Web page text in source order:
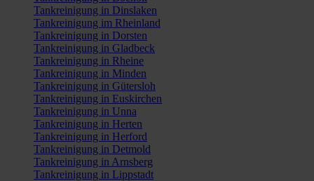
Tankreinigung in Dinslaken
Tankreinigung im Rheinland
Tankreinigung in Dorsten
Tankreinigung in Gladbeck
Tankreinigung in Rheine
Tankreinigung in Minden
Tankreinigung in Gütersloh
Tankreinigung in Euskirchen
Tankreinigung in Unna
Tankreinigung in Herten
Tankreinigung in Herford
Tankreinigung in Detmold
Tankreinigung in Arnsberg
Tankreinigung in Lippstadt